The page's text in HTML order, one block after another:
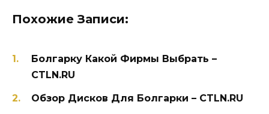
Похожие Записи:
Болгарку Какой Фирмы Выбрать –
CTLN.RU
Обзор Дисков Для Болгарки – CTLN.RU